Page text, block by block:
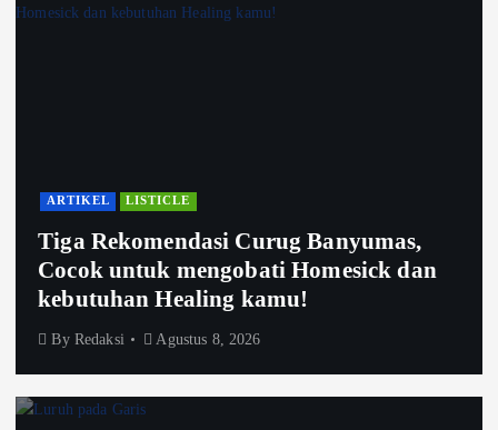
ARTIKEL LISTICLE
Tiga Rekomendasi Curug Banyumas,
Cocok untuk mengobati Homesick dan
kebutuhan Healing kamu!
By Redaksi Agustus 8, 2026